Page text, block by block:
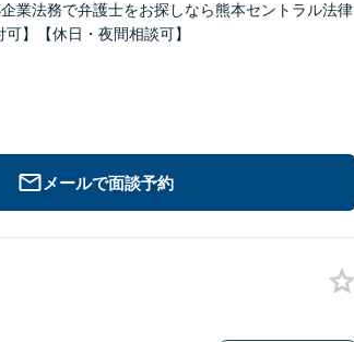
業法務で弁護士をお探しなら熊本セントラル法律
】【休日・夜間相談可】
メールで面談予約